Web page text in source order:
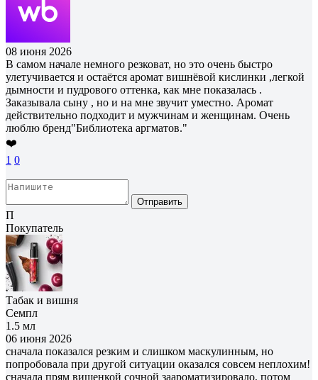
08 июня 2026
В самом начале немного резковат, но это очень быстро
улетучивается и остаётся аромат вишнёвой кислинки ,легкой
дымности и пудрового оттенка, как мне показалась .
Заказывала сыну , но и на мне звучит уместно. Аромат
действительно подходит и мужчинам и женщинам. Очень
люблю бренд"Библиотека аргматов."
❤️
1 0
Отправить
П
Покупатель
Табак и вишня
Семпл
1.5 мл
06 июня 2026
сначала показался резким и слишком маскулинным, но
попробовала при другой ситуации оказался совсем неплохим!
сначала прям вишенкой сочной заароматизировало, потом